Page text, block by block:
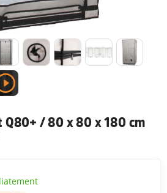
Q80+ / 80 x 80 x 180 cm